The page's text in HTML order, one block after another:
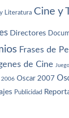
Literatura Cine y
Directores
Frases de
de Cine
2006 Oscar 2007
Publicidad